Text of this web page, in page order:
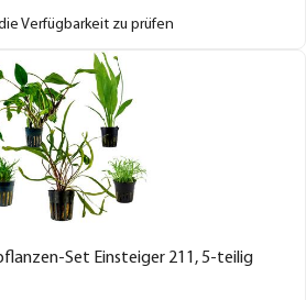
Verfügbarkeit zu prüfen
Set Einsteiger 211, 5-teilig